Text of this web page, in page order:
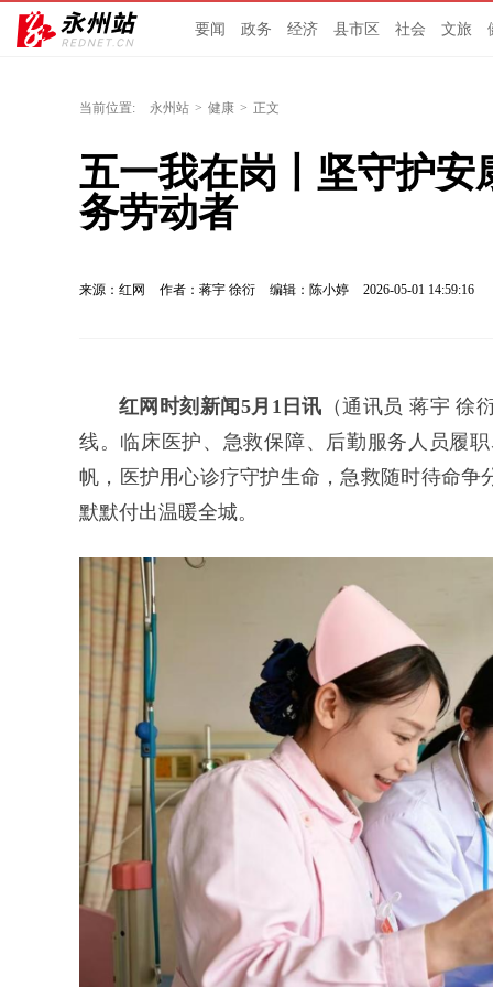
要闻 政务 经济 县市区 社会 文旅
当前位置: 永州站 > 健康 > 正文
五一我在岗丨坚守护安
务劳动者
来源：红网 作者：蒋宇 徐衍 编辑：陈小婷 2026-05-01 14:59:16
红网时刻新闻5月1日讯 （通讯员 蒋宇 徐
线。临床医护、急救保障、后勤服务人员履
帆，医护用心诊疗守护生命，急救随时待命
默默付出温暖全城。